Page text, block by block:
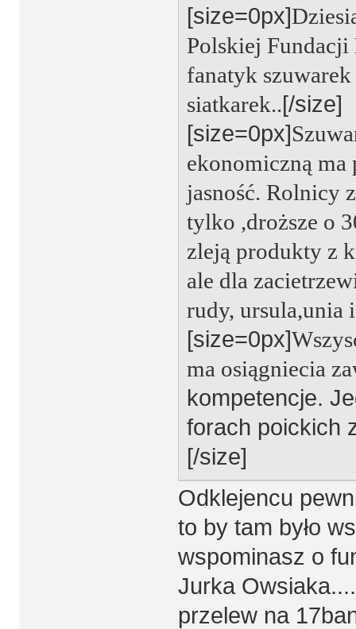
[size=0px]
Polskiej
fanatyk
siatkarek..[/size]
[size=0px]
ekonomiczną ma
jasność. Rolnicy
tylko ,droższe o
zleją produkty z
ale dla
rudy, ursula,unia
[size=0px]
ma osiągniecia
kompetencje.
forach poickich
[/size]
Odklejencu
to by tam było
wspominasz o
Jurka
przelew na